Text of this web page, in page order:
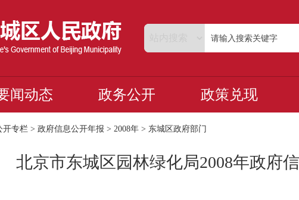
闻动态 政务公开 政策兑现
开专栏 > 政府信息公开年报 > 2008年 > 东城区政府部门
北京市东城区园林绿化局2008年政府